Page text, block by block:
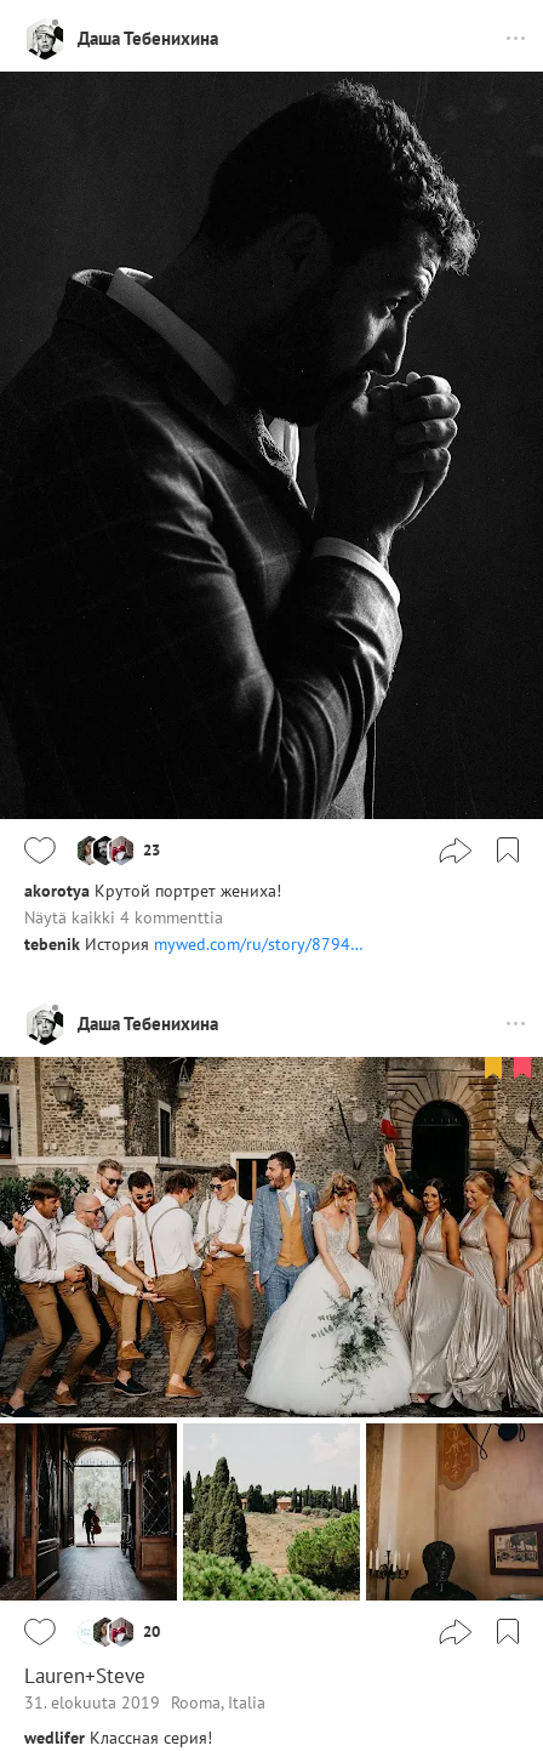
Даша Тебенихина
23
akorotya Крутой портрет жениха!
Näytä kaikki 4 kommenttia
tebenik История mywed.com/ru/story/8794…
Даша Тебенихина
20
Lauren+Steve
31. elokuuta 2019
Rooma, Italia
wedlifer Классная серия!